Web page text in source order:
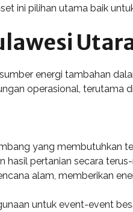
ini pilihan utama baik
energi tambahan
operasional, terutama
yang membutuhkan
hasil pertanian secara
alam, memberikan
untuk event-event